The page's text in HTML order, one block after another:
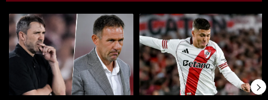
Un artículo de tendencia con el título "Desde Tigre confirmaron el
Un artículo de tendencia con el